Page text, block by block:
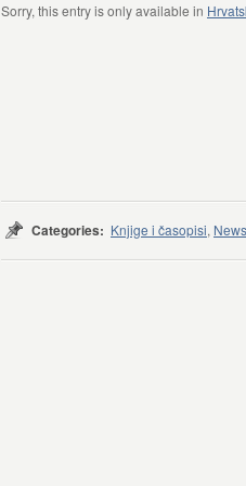
Sorry, this entry is only available in
Categories: Knjige i časopisi,